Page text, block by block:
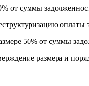
от суммы
оплаты
50% от суммы
размера и